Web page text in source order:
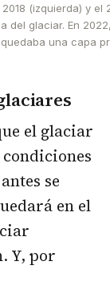
(izquierda) y el
del glaciar. En
una capa
el glaciar
se
en el
Y, por